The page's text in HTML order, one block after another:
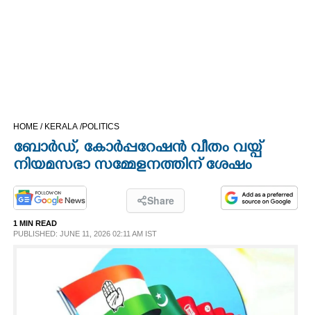
CINEMA
OPINION
PHOTOS
SPIRITUAL
HOME / KERALA /POLITICS
ബോർഡ്,​ കോർപ്പറേഷൻ വീതം വയ്പ്
നിയമസഭാ സമ്മേളനത്തിന് ശേഷം
Share
1 MIN READ
PUBLISHED: JUNE 11, 2026 02:11 AM IST